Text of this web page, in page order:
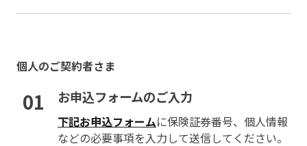
個人のご契約者さま
01 お申込フォームのご入力
下記お申込フォームに保険証券番号、個人情報
などの必要事項を入力して送信してください。